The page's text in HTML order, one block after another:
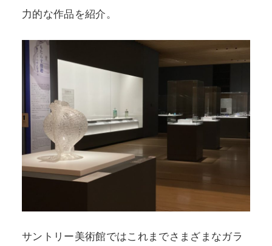
力的な作品を紹介。
サントリー美術館ではこれまでさまざまなガラ